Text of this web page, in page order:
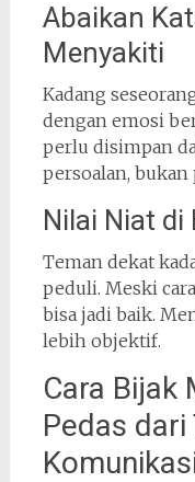
Abaikan
Menyakiti
Kadang
dengan emosi
perlu disimpan
persoalan, bukan
Nilai Niat di
Teman dekat
peduli. Meski
bisa jadi baik.
lebih objektif.
Cara Bijak
Pedas